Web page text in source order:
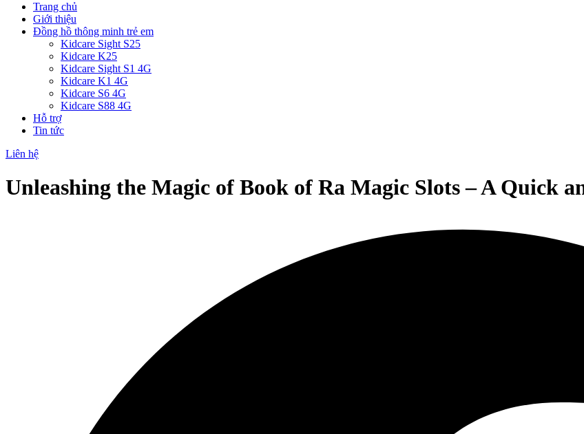
Trang chủ
Giới thiệu
Đồng hồ thông minh trẻ em
Kidcare Sight S25
Kidcare K25
Kidcare Sight S1 4G
Kidcare K1 4G
Kidcare S6 4G
Kidcare S88 4G
Hỗ trợ
Tin tức
Liên hệ
Unleashing the Magic of Book of Ra Magic Slots – A Quick